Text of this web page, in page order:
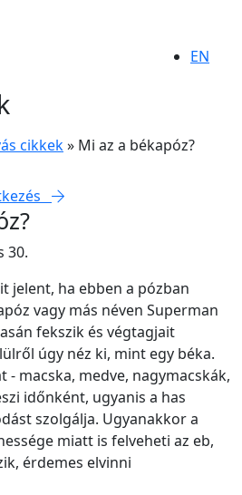
EN
cikkek» Mi az a békapóz?
30.
jelent, ha ebben a pózban
vagy más néven Superman
fekszik és végtagjait
úgy néz ki, mint egy béka.
- macska, medve, nagymacskák,
időnként, ugyanis a has
szolgálja. Ugyanakkor a
miatt is felveheti az eb,
érdemes elvinni